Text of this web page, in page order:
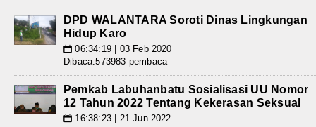
DPD WALANTARA Soroti Dinas Lingkungan
Hidup Karo
📅 06:34:19 | 03 Feb 2020
Dibaca:573983 pembaca
Pemkab Labuhanbatu Sosialisasi UU Nomor
12 Tahun 2022 Tentang Kekerasan Seksual
📅 16:38:23 | 21 Jun 2022